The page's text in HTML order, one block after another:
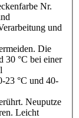
Nr.
und
Die
30 °C bei einer
23 °C und 40-
Neuputze
Leicht